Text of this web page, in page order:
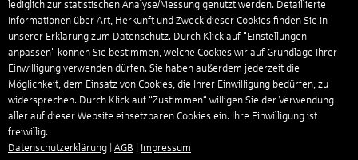
lediglich zur statistischen Analyse/Messung genutzt werden. Detaillierte
Informationen über Art, Herkunft und Zweck dieser Cookies finden Sie in
unserer Erklärung zum Datenschutz. Durch Klick auf "Einstellungen
anpassen" können Sie bestimmen, welche Cookies wir auf Grundlage Ihrer
Einwilligung verwenden dürfen. Sie haben außerdem jederzeit die
Möglichkeit, dem Einsatz von Cookies, die Ihrer Einwilligung bedürfen, zu
widersprechen. Durch Klick auf “Zustimmen“ willigen Sie der Verwendung
aller auf dieser Website einsetzbaren Cookies ein. Ihre Einwilligung ist
freiwillig.
Datenschutzerklärung
AGB Impressum